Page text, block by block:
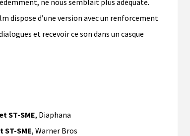
ne nous semblait plus adéquate.
dispose d’une version avec un renforcement
et recevoir ce son dans un casque
ST-SME, Diaphana
ST-SME, Warner Bros